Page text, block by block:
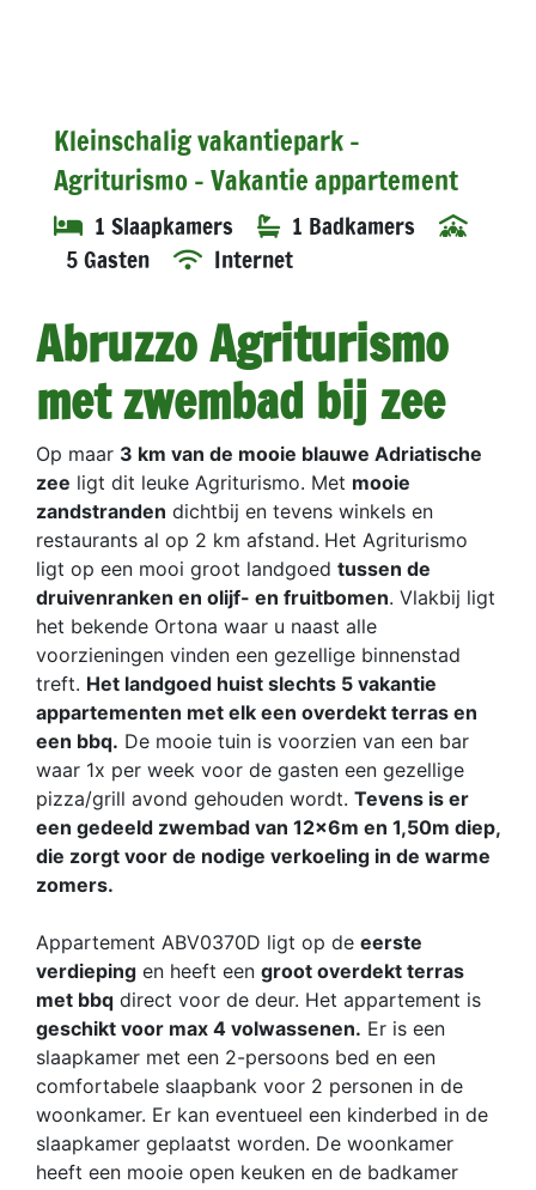
Kleinschalig vakantiepark -
Agriturismo - Vakantie appartement
1 Slaapkamers
1 Badkamers
5 Gasten
Internet
Abruzzo Agriturismo
met zwembad bij zee
Op maar 3 km van de mooie blauwe Adriatische
zee ligt dit leuke Agriturismo. Met mooie
zandstranden dichtbij en tevens winkels en
restaurants al op 2 km afstand. Het Agriturismo
ligt op een mooi groot landgoed tussen de
druivenranken en olijf- en fruitbomen. Vlakbij ligt
het bekende Ortona waar u naast alle
voorzieningen vinden een gezellige binnenstad
treft. Het landgoed huist slechts 5 vakantie
appartementen met elk een overdekt terras en
een bbq. De mooie tuin is voorzien van een bar
waar 1x per week voor de gasten een gezellige
pizza/grill avond gehouden wordt. Tevens is er
een gedeeld zwembad van 12x6m en 1,50m diep,
die zorgt voor de nodige verkoeling in de warme
zomers.
Appartement ABV0370D ligt op de eerste
verdieping en heeft een groot overdekt terras
met bbq direct voor de deur. Het appartement is
geschikt voor max 4 volwassenen. Er is een
slaapkamer met een 2-persoons bed en een
comfortabele slaapbank voor 2 personen in de
woonkamer. Er kan eventueel een kinderbed in de
slaapkamer geplaatst worden. De woonkamer
heeft een mooie open keuken en de badkamer